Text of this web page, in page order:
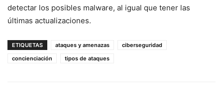
detectar los posibles malware, al igual que tener las
últimas actualizaciones.
ETIQUETAS ataques y amenazas
ciberseguridad
concienciación
tipos de ataques